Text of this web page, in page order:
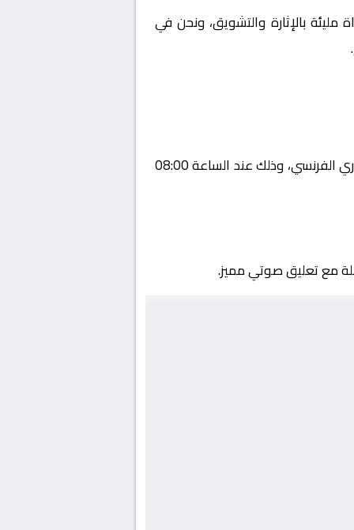
مليئة بالإثارة والتشويق، ونحن في
يستضيف اليوم 2026-01-03 لقاءً مرتقبًا يجمع بين نيس و ستراسبورج ضمن منافسات بطولة فرنسا, الدوري الفرنسي، وذلك عند الساعة 08:00